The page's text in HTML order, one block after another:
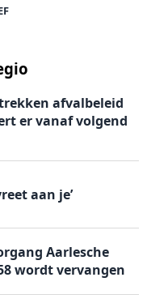
afvalbeleid
er vanaf volgend
aan je’
Aarlesche
wordt vervangen